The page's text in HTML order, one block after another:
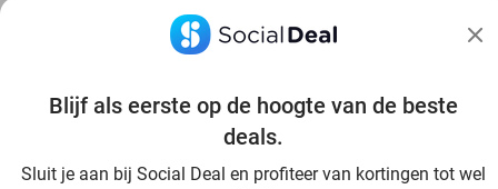
Blijf als eerste op de hoogte van de beste
deals.
Sluit je aan bij Social Deal en profiteer van kortingen tot wel
Voordelig genieten in Duisburg: haal deal-inspiratie uit